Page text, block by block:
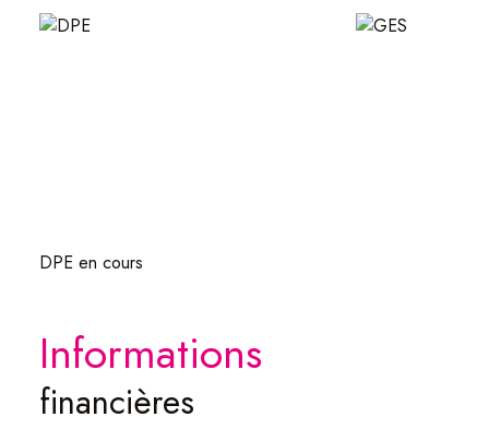
DPE en cours
informations
financières